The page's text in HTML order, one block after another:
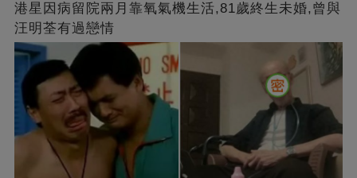
港星因病留院兩月靠氧氣機生活,81歲終生未婚,曾與
汪明荃有過戀情